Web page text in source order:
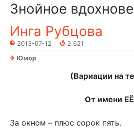
Знойное
Инга Рубцова
2013-07-12
2 621
Юмор
(Вариации на
От имени ЕЁ
За окном – плюс сорок пять.